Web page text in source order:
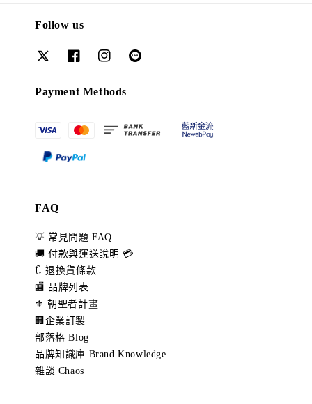
Follow us
Payment Methods
FAQ
💡 常見問題 FAQ
🚚 付款與運送說明 💳
🔃 退換貨條款
🏬 品牌列表
⚜️ 朝聖者計畫
🏢企業訂製
部落格 Blog
品牌知識庫 Brand Knowledge
雜談 Chaos